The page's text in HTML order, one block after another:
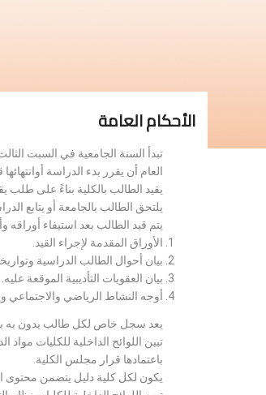
الأحكام العامة
تبدأ السنة الجامعية في السبت
العام أن يقرر بدء الدراسة
يقيد الطالب بالكلية بناءً على طلب
يلتحق الطالب بالجامعة أو يتابع
يتم قيد الطالب بعد استيفاء
الأوراق المقدمة لإجراء القيد.
بيان أحوال الطالب الدراسية
بيان العقوبات التأديبية الموقعة عليه.
أوجه النشاط الرياضي والاجتماعي
يعد سجل خاص لكل طالب يدون به
تبين اللوائح الداخلية للكليات
باعتمادها قرار مجلس الكلية.
يكون لكل كلية دليل يتضمن محتوى